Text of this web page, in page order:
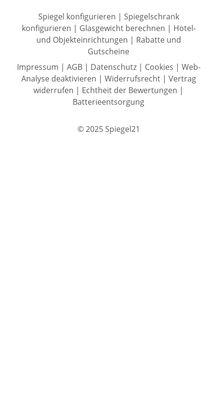
Spiegel konfigurieren | Spiegelschrank
konfigurieren | Glasgewicht berechnen | Hotel-
und Objekteinrichtungen | Rabatte und
Gutscheine
Impressum | AGB| Datenschutz| Cookies | Web-
Analyse deaktivieren | Widerrufsrecht| Vertrag
widerrufen | Echtheit der Bewertungen |
Batterieentsorgung
© 2025 Spiegel21